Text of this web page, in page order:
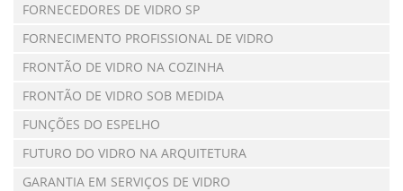
FORNECEDORES DE VIDRO SP
FORNECIMENTO PROFISSIONAL DE VIDRO
FRONTÃO DE VIDRO NA COZINHA
FRONTÃO DE VIDRO SOB MEDIDA
FUNÇÕES DO ESPELHO
FUTURO DO VIDRO NA ARQUITETURA
GARANTIA EM SERVIÇOS DE VIDRO